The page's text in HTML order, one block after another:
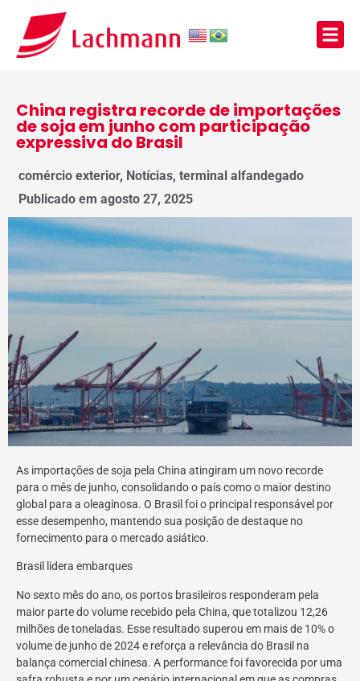
China registra recorde de importações
de soja em junho com participação
expressiva do Brasil
comércio exterior, Notícias, terminal alfandegado
Publicado em agosto 27, 2025
As importações de soja pela China atingiram um novo recorde
para o mês de junho, consolidando o país como o maior destino
global para a oleaginosa. O Brasil foi o principal responsável por
esse desempenho, mantendo sua posição de destaque no
fornecimento para o mercado asiático.
Brasil lidera embarques
No sexto mês do ano, os portos brasileiros responderam pela
maior parte do volume recebido pela China, que totalizou 12,26
milhões de toneladas. Esse resultado superou em mais de 10% o
volume de junho de 2024 e reforça a relevância do Brasil na
balança comercial chinesa. A performance foi favorecida por uma